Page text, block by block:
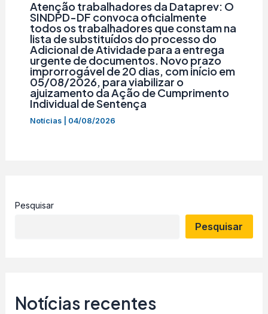
Atenção trabalhadores da Dataprev: O
SINDPD-DF convoca oficialmente
todos os trabalhadores que constam na
lista de substituídos do processo do
Adicional de Atividade para a entrega
urgente de documentos. Novo prazo
improrrogável de 20 dias, com início em
05/08/2026, para viabilizar o
ajuizamento da Ação de Cumprimento
Individual de Sentença
Notícias| 04/08/2026
Pesquisar
Pesquisar
Notícias recentes